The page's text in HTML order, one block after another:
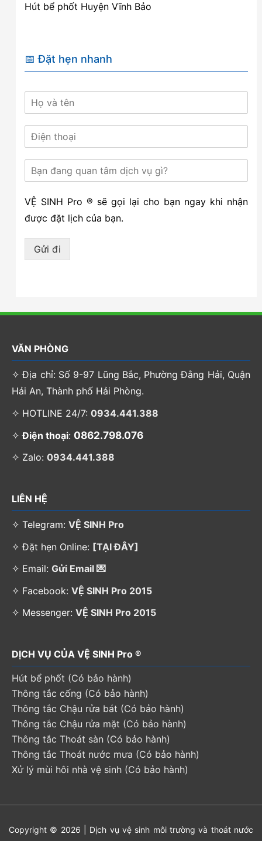
Hút bể phốt Huyện Vĩnh Bảo
📅 Đặt hẹn nhanh
VỆ SINH Pro ® sẽ gọi lại cho bạn ngay khi nhận
được đặt lịch của bạn.
Gửi đi
VĂN PHÒNG
✧ Địa chỉ: Số 9-97 Lũng Bắc, Phường Đằng Hải, Quận
Hải An, Thành phố Hải Phòng.
✧ HOTLINE 24/7: 0934.441.388
✧Điện thoại: 0862.798.076
✧ Zalo: 0934.441.388
LIÊN HỆ
✧ Telegram: VỆ SINH Pro
✧ Đặt hẹn Online: [TẠI ĐÂY]
✧ Email: Gửi Email 💌
✧ Facebook: VỆ SINH Pro 2015
✧ Messenger: VỆ SINH Pro 2015
DỊCH VỤ CỦA VỆ SINH Pro ®
Hút bể phốt (Có bảo hành)
Thông tắc cống (Có bảo hành)
Thông tắc Chậu rửa bát (Có bảo hành)
Thông tắc Chậu rửa mặt (Có bảo hành)
Thông tắc Thoát sàn (Có bảo hành)
Thông tắc Thoát nước mưa (Có bảo hành)
Xử lý mùi hôi nhà vệ sinh (Có bảo hành)
Copyright © 2026 | Dịch vụ vệ sinh môi trường và thoát nước